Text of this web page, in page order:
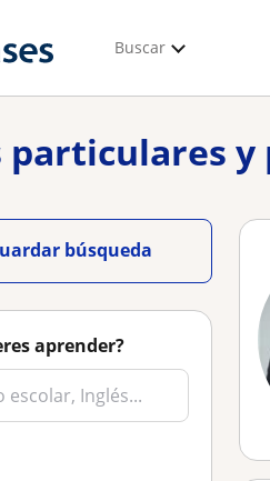
Buscar
particulares
búsqueda
aprender?